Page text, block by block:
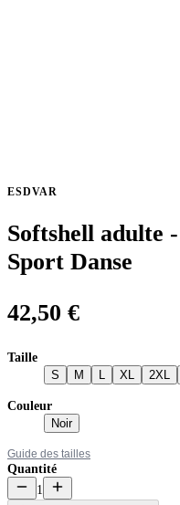
ESDVAR
Softshell adulte
Sport Danse
42,50 €
Taille
S
M L XL 2XL
Couleur
Noir
Guide des tailles
Quantité
1